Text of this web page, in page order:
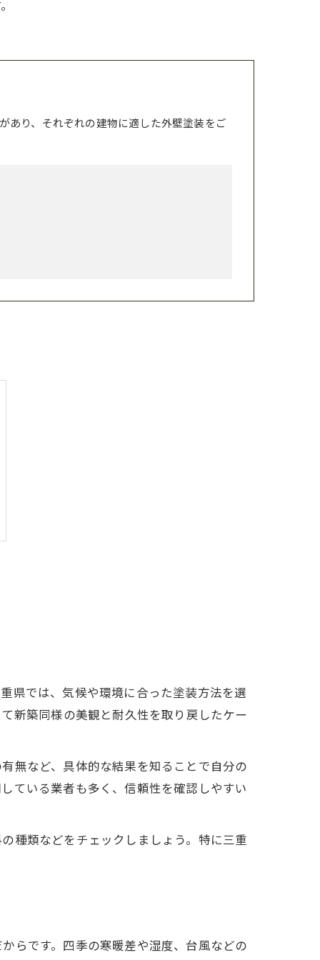
あり、それぞれの建物に適した外壁塗装をご
県では、気候や環境に合った塗装方法を選
新築同様の美観と耐久性を取り戻したケー
無など、具体的な結果を知ることで自分の
ている業者も多く、信頼性を確認しやすい
種類などをチェックしましょう。特に三重
らです。四季の寒暖差や湿度、台風などの